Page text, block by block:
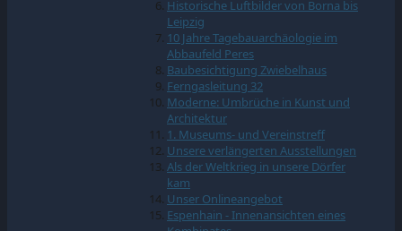
Historische Luftbilder von Borna bis
Leipzig
10 Jahre Tagebauarchäologie im
Abbaufeld Peres
Baubesichtigung Zwiebelhaus
Ferngasleitung 32
Moderne: Umbrüche in Kunst und
Architektur
1. Museums- und Vereinstreff
Unsere verlängerten Ausstellungen
Als der Weltkrieg in unsere Dörfer
kam
Unser Onlineangebot
Espenhain - Innenansichten eines